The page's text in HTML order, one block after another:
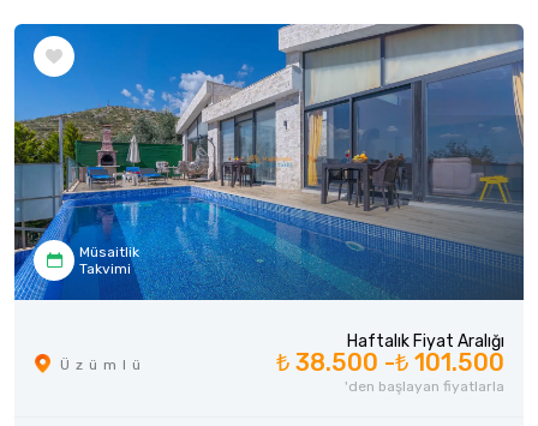
Müsaitlik
Takvimi
Üzümlü
Haftalık Fiyat Aralığı
₺ 38.500 -₺ 101.500
'den başlayan fiyatlarla